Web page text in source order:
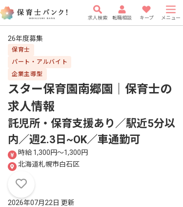
求人検索 転職相談 キープ メニュー
26年度募集
保育士
パート・アルバイト
企業主導型
スター保育園南郷園｜保育士の
求人情報
託児所・保育支援あり／駅近5分以
内／週2.3日~OK／車通勤可
時給 1,300円〜1,300円
北海道札幌市白石区
2026年07月22日 更新